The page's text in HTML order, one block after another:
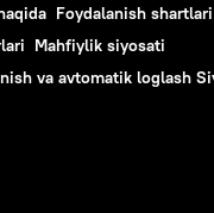
Foydalanish shartlari
Mahfiylik siyosati
va avtomatik loglash